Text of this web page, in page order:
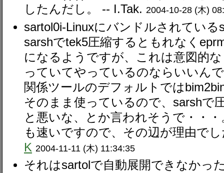
したんだし。 -- I.Tak. 2004-10-28 (木)
sartol0i-Linuxにバンドルされてい
sarshでtek5圧縮するともれなく
になるようですが、これは意図的
っていてやっているのならいいん
関係ツールのデフォルトでは
そのまま使っているので、sarshで
と悪いな、とか言われそうで・・
も速いですので、その辺が理由で
K 2004-11-11 (木) 11:34:35
それはsartolで自動展開できなかっ